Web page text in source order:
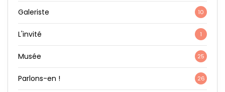
Galeriste 10
L'invité 1
Musée 25
Parlons-en ! 26